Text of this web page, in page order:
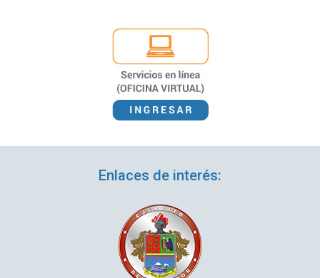
Enlaces de interés: